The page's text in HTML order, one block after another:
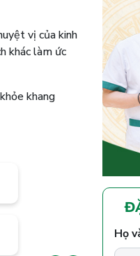
vị của kinh
khác làm ức
khang
Họ